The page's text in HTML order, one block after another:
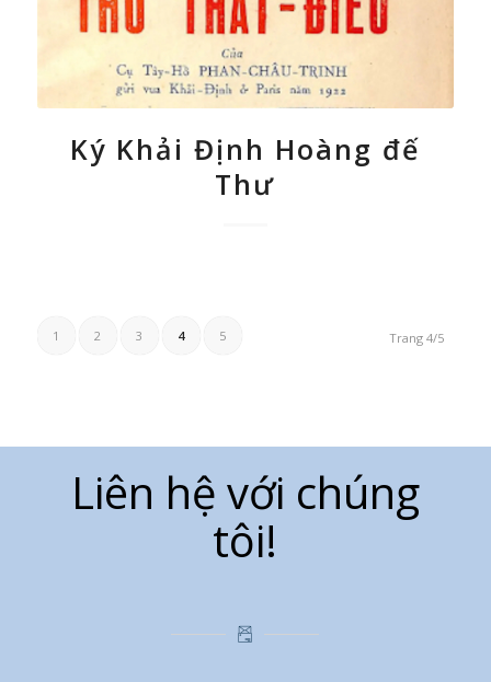
Ký Khải Định Hoàng đế
Thư
Trang 4/5
1 2 3 4 5
Liên hệ với chúng
tôi!